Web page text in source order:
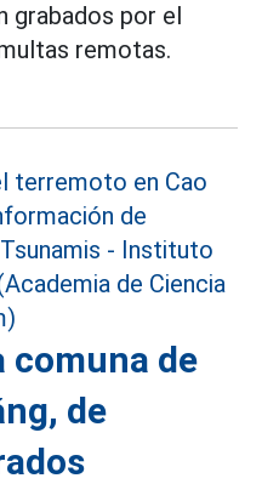
grabados por el
remotas.
comuna de
de